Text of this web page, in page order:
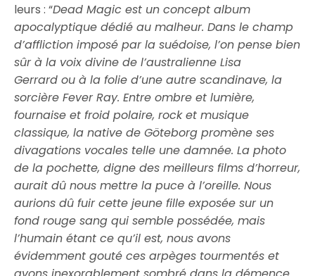
leurs : “Dead Magic est un concept album
apocalyptique dédié au malheur. Dans le champ
d’affliction imposé par la suédoise, l’on pense bien
sûr à la voix divine de l’australienne Lisa
Gerrard ou à la folie d’une autre scandinave, la
sorcière Fever Ray. Entre ombre et lumière,
fournaise et froid polaire, rock et musique
classique, la native de Göteborg promène ses
divagations vocales telle une damnée. La photo
de la pochette, digne des meilleurs films d’horreur,
aurait dû nous mettre la puce à l’oreille. Nous
aurions dû fuir cette jeune fille exposée sur un
fond rouge sang qui semble possédée, mais
l’humain étant ce qu’il est, nous avons
évidemment gouté ces arpèges tourmentés et